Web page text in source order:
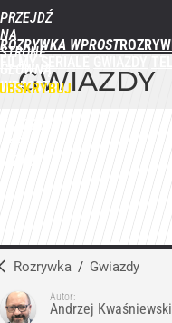
PRZEJDŹ
NA
STRONĘ
GŁÓWNĄ
WPROST.PL
ROZRYWKA WPROST
GWIAZDY
Rozrywka / Gwiazdy
Autor:
Andrzej Kwaśniewski